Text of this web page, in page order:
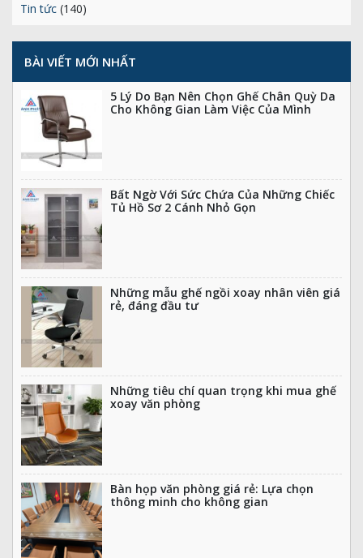
Tin tức (140)
BÀI VIẾT MỚI NHẤT
5 Lý Do Bạn Nên Chọn Ghế Chân Quỳ Da
Cho Không Gian Làm Việc Của Mình
Bất Ngờ Với Sức Chứa Của Những Chiếc
Tủ Hồ Sơ 2 Cánh Nhỏ Gọn
Những mẫu ghế ngồi xoay nhân viên giá
rẻ, đáng đầu tư
Những tiêu chí quan trọng khi mua ghế
xoay văn phòng
Bàn họp văn phòng giá rẻ: Lựa chọn
thông minh cho không gian